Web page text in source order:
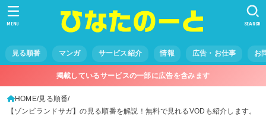
見る順番 マンガ サービス紹介 情報 広告・お仕事 お
SEARCH
MENU
掲載しているサービスの一部に広告を含みます
HOME 見る順番
【ゾンビランドサガ】の見る順番を解説！無料で見れるVODも紹介します。